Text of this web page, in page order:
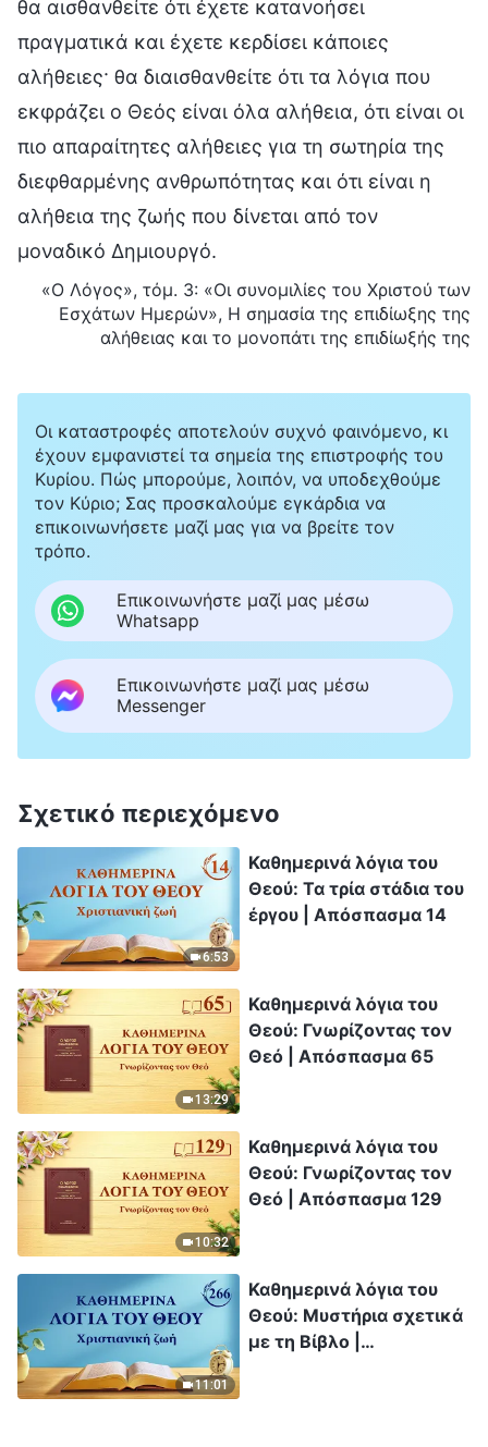
θα αισθανθείτε ότι έχετε κατανοήσει
πραγματικά και έχετε κερδίσει κάποιες
αλήθειες· θα διαισθανθείτε ότι τα λόγια που
εκφράζει ο Θεός είναι όλα αλήθεια, ότι είναι οι
πιο απαραίτητες αλήθειες για τη σωτηρία της
διεφθαρμένης ανθρωπότητας και ότι είναι η
αλήθεια της ζωής που δίνεται από τον
μοναδικό Δημιουργό.
«Ο Λόγος», τόμ. 3: «Οι συνομιλίες του Χριστού των
Εσχάτων Ημερών», Η σημασία της επιδίωξης της
αλήθειας και το μονοπάτι της επιδίωξής της
Οι καταστροφές αποτελούν συχνό φαινόμενο, κι
έχουν εμφανιστεί τα σημεία της επιστροφής του
Κυρίου. Πώς μπορούμε, λοιπόν, να υποδεχθούμε
τον Κύριο; Σας προσκαλούμε εγκάρδια να
επικοινωνήσετε μαζί μας για να βρείτε τον
τρόπο.
Επικοινωνήστε μαζί μας μέσω
Whatsapp
Επικοινωνήστε μαζί μας μέσω
Messenger
Σχετικό περιεχόμενο
6:53
Καθημερινά λόγια του
Θεού: Τα τρία στάδια του
έργου | Απόσπασμα 14
13:29
Καθημερινά λόγια του
Θεού: Γνωρίζοντας τον
Θεό | Απόσπασμα 65
10:32
Καθημερινά λόγια του
Θεού: Γνωρίζοντας τον
Θεό | Απόσπασμα 129
11:01
Καθημερινά λόγια του
Θεού: Μυστήρια σχετικά
με τη Βίβλο |